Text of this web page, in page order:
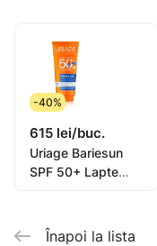
-40%
615 lei/buc.
Uriage Bariesun
SPF 50+ Lapte
Înapoi la lista